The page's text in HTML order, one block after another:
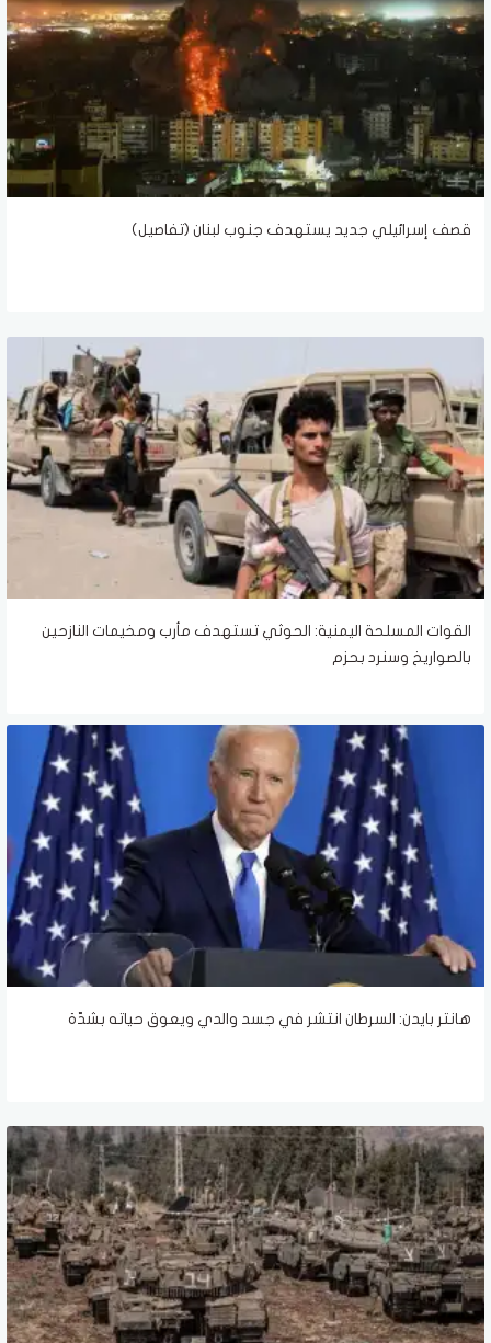
قصف إسرائيلي جديد يستهدف جنوب لبنان (تفاصيل)
القوات المسلحة اليمنية: الحوثي تستهدف مأرب ومخيمات النازحين
بالصواريخ وسنرد بحزم
هانتر بايدن: السرطان انتشر في جسد والدي ويعوق حياته بشدّة